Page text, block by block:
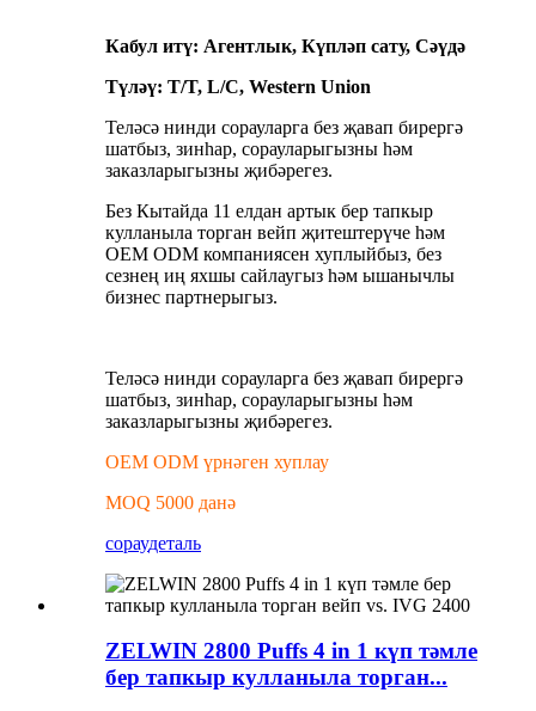
Кабул итү: Агентлык, Күпләп сату, Сәүдә
Түләү: T/T, L/C, Western Union
Теләсә нинди сорауларга без җавап бирергә
шатбыз, зинһар, сорауларыгызны һәм
заказларыгызны җибәрегез.
Без Кытайда 11 елдан артык бер тапкыр
кулланыла торган вейп җитештерүче һәм
OEM ODM компаниясен хуплыйбыз, без
сезнең иң яхшы сайлаугыз һәм ышанычлы
бизнес партнерыгыз.
Теләсә нинди сорауларга без җавап бирергә
шатбыз, зинһар, сорауларыгызны һәм
заказларыгызны җибәрегез.
OEM ODM үрнәген хуплау
MOQ 5000 данә
сораудеталь
ZELWIN 2800 Puffs 4 in 1 күп тәмле
бер тапкыр кулланыла торган...